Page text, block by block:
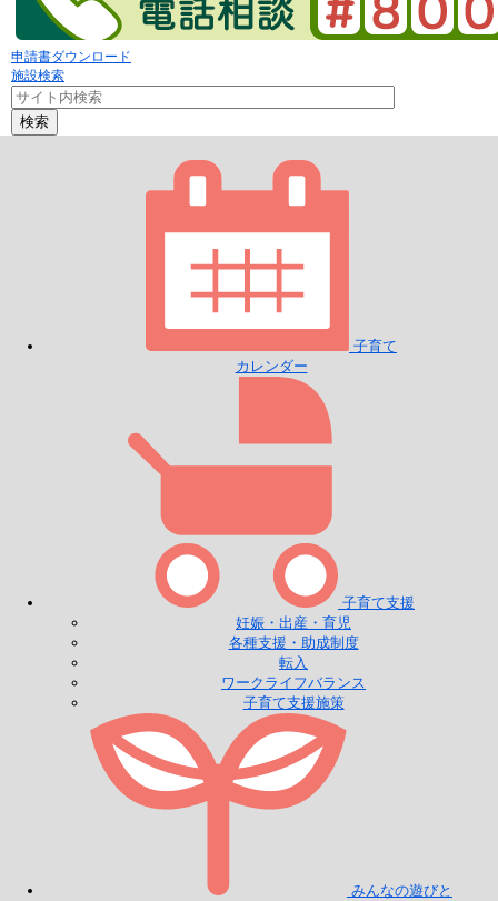
申請書ダウンロード
施設検索
検索
子育て
カレンダー
子育て支援
妊娠・出産・育児
各種支援・助成制度
転入
ワークライフバランス
子育て支援施策
みんなの遊びと